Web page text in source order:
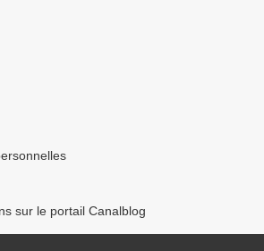
sur le portail Canalblog